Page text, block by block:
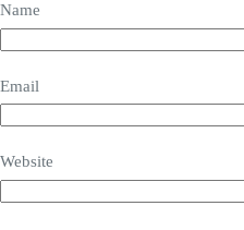
Name
Email
Website